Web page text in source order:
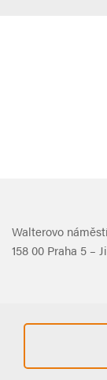
Walterovo
158 00 Praha 5 –